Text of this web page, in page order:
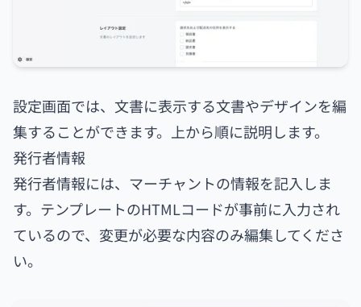
設定画面では、文書に表示する文書やデザインを編
集することができます。上から順に説明します。
発行者情報
発行者情報には、マーチャントの情報を記入しま
す。テンプレートのHTMLコードが事前に入力され
ているので、変更が必要な内容のみ編集してくださ
い。